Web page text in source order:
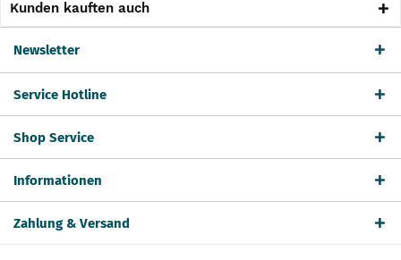
Kunden kauften auch
Newsletter
Service Hotline
Shop Service
Informationen
Zahlung & Versand